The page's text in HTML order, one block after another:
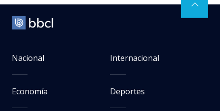
Nacional Internacional
Economía Deportes